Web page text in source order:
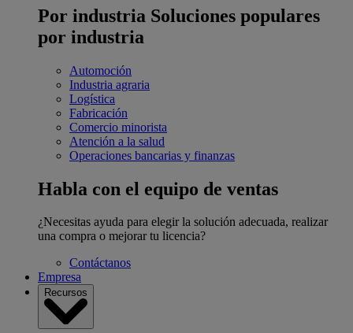
Por industria Soluciones populares
por industria
Automoción
Industria agraria
Logística
Fabricación
Comercio minorista
Atención a la salud
Operaciones bancarias y finanzas
Habla con el equipo de ventas
¿Necesitas ayuda para elegir la solución adecuada, realizar
una compra o mejorar tu licencia?
Contáctanos
Empresa
Recursos